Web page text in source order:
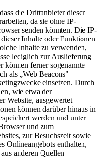
die Drittanbieter dieser
da sie ohne IP-
senden könnten. Die IP-
Inhalte oder Funktionen
Inhalte zu verwenden,
lediglich zur Auslieferung
können ferner sogenannte
als „Web Beacons"
einsetzen. Durch
wie etwa der
Website, ausgewertet
können darüber hinaus in
werden und unter
und zum
zur Besuchszeit sowie
Onlineangebots enthalten,
anderen Quellen